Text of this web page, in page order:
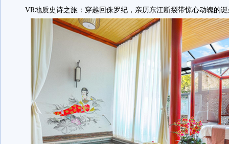
VR地质史诗之旅：穿越回侏罗纪，亲历东江断裂带惊心动魄的